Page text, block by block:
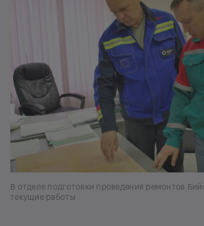
В отделе подготовки проведения ремонтов
текущие работы